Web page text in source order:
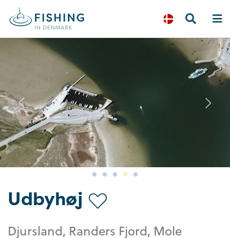
Previous
Udbyhøj
Djursland, Randers Fjord, Mole